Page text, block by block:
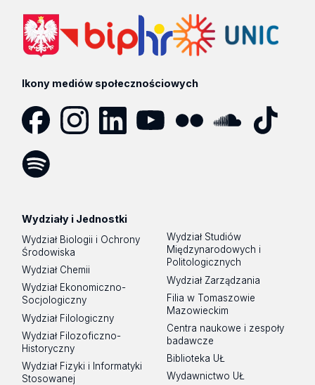
Ikony mediów społecznościowych
Wydziały i Jednostki
Wydział Biologii i Ochrony
Środowiska
Wydział Chemii
Wydział Ekonomiczno-
Socjologiczny
Wydział Filologiczny
Wydział Filozoficzno-
Historyczny
Wydział Fizyki i Informatyki
Stosowanej
Wydział Studiów
Międzynarodowych i
Politologicznych
Wydział Zarządzania
Filia w Tomaszowie
Mazowieckim
Centra naukowe i zespoły
badawcze
Biblioteka UŁ
Wydawnictwo UŁ